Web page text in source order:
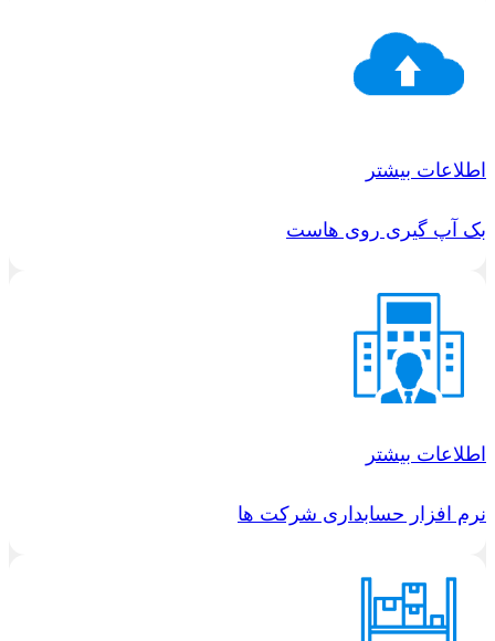
اطلاعات بیشتر
بک آپ گیری روی هاست
اطلاعات بیشتر
نرم افزار حسابداری شرکت ها